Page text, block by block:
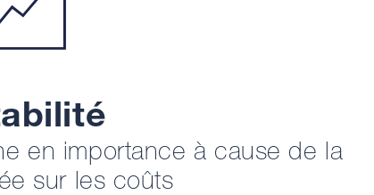
en importance à cause de la
sur les coûts